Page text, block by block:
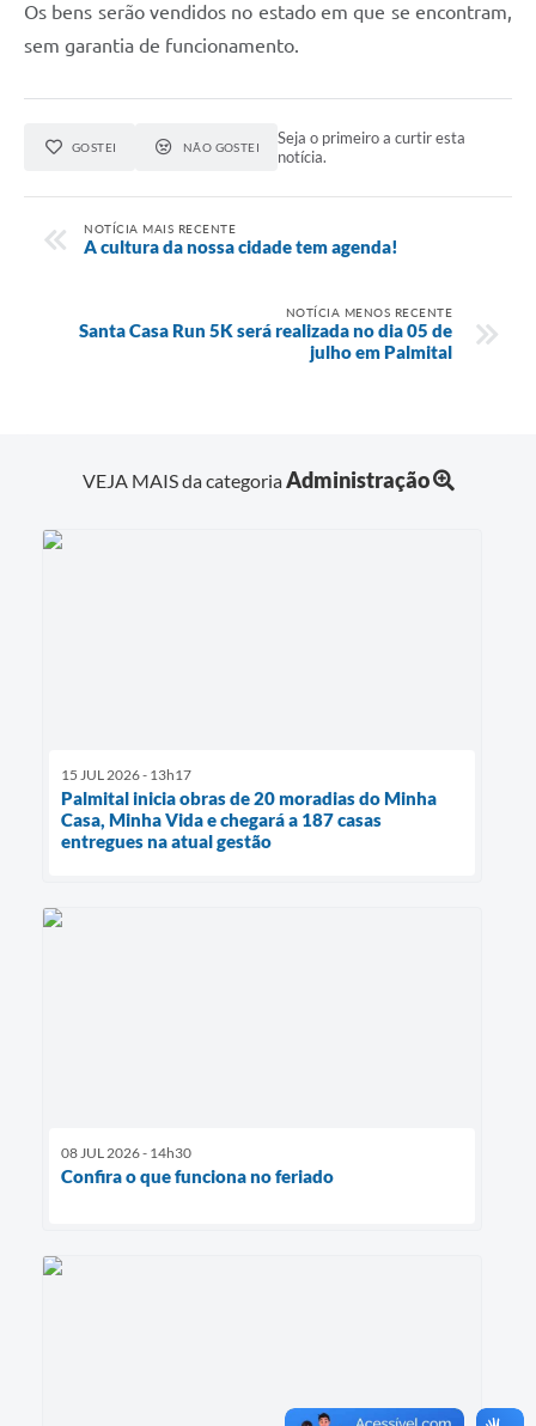
Os bens serão vendidos no estado em que se encontram,
sem garantia de funcionamento.
GOSTEI NÃO GOSTEI
Seja o primeiro a curtir esta
notícia.
NOTÍCIA MAIS RECENTE
A cultura da nossa cidade tem agenda!
NOTÍCIA MENOS RECENTE
Santa Casa Run 5K será realizada no dia 05 de
julho em Palmital
VEJA MAIS da categoriaAdministração
15 JUL 2026 - 13h17
Palmital inicia obras de 20 moradias do Minha
Casa, Minha Vida e chegará a 187 casas
entregues na atual gestão
08 JUL 2026 - 14h30
Confira o que funciona no feriado